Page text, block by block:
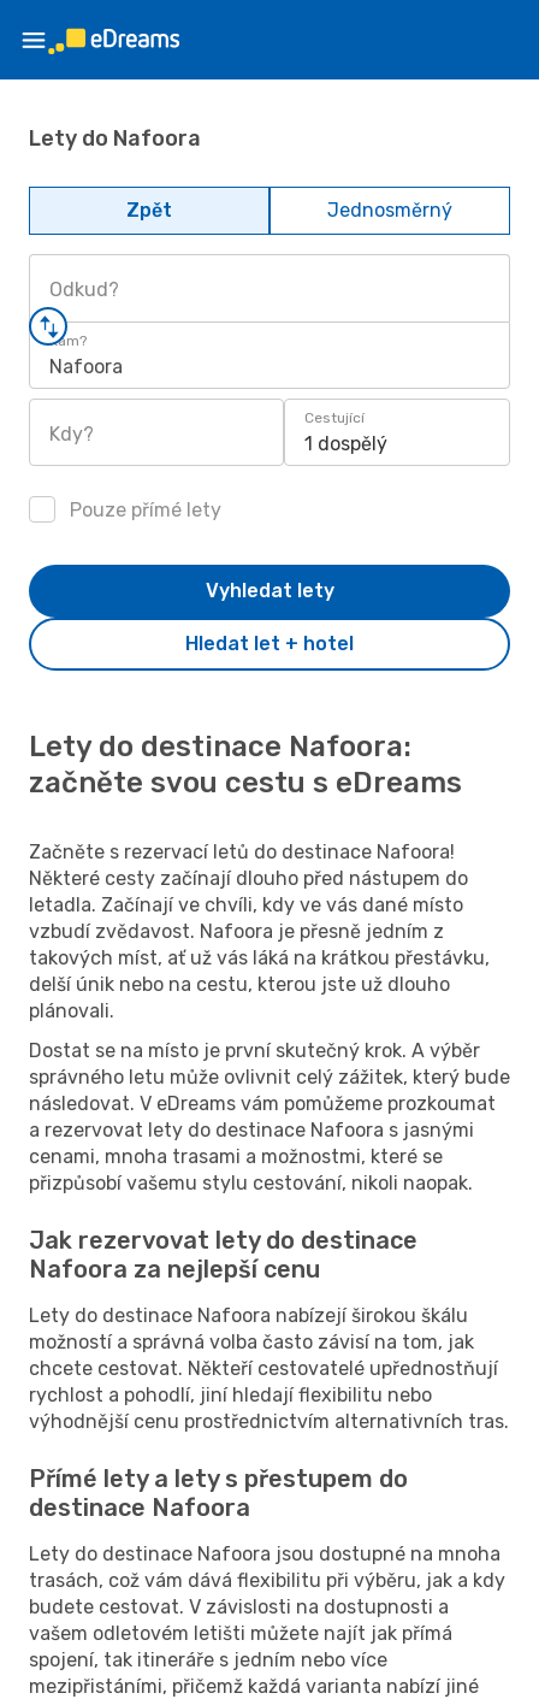
Lety do Nafoora
Zpět Jednosměrný
Odkud?
Kam?
Nafoora
Kdy?
Cestující
1 dospělý
Pouze přímé lety
Hledat let + hotel
Vyhledat lety
Lety do destinace Nafoora:
začněte svou cestu s eDreams
Začněte s rezervací letů do destinace Nafoora!
Některé cesty začínají dlouho před nástupem do
letadla. Začínají ve chvíli, kdy ve vás dané místo
vzbudí zvědavost. Nafoora je přesně jedním z
takových míst, ať už vás láká na krátkou přestávku,
delší únik nebo na cestu, kterou jste už dlouho
plánovali.
Dostat se na místo je první skutečný krok. A výběr
správného letu může ovlivnit celý zážitek, který bude
následovat. V eDreams vám pomůžeme prozkoumat
a rezervovat lety do destinace Nafoora s jasnými
cenami, mnoha trasami a možnostmi, které se
přizpůsobí vašemu stylu cestování, nikoli naopak.
Jak rezervovat lety do destinace
Nafoora za nejlepší cenu
Lety do destinace Nafoora nabízejí širokou škálu
možností a správná volba často závisí na tom, jak
chcete cestovat. Někteří cestovatelé upřednostňují
rychlost a pohodlí, jiní hledají flexibilitu nebo
výhodnější cenu prostřednictvím alternativních tras.
Přímé lety a lety s přestupem do
destinace Nafoora
Lety do destinace Nafoora jsou dostupné na mnoha
trasách, což vám dává flexibilitu při výběru, jak a kdy
budete cestovat. V závislosti na dostupnosti a
vašem odletovém letišti můžete najít jak přímá
spojení, tak itineráře s jedním nebo více
mezipřistáními, přičemž každá varianta nabízí jiné